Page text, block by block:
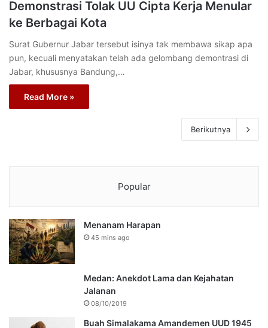
Demonstrasi Tolak UU Cipta Kerja Menular
ke Berbagai Kota
Surat Gubernur Jabar tersebut isinya tak membawa sikap apa
pun, kecuali menyatakan telah ada gelombang demontrasi di
Jabar, khususnya Bandung,…
Read More »
Berikutnya
Popular
Menanam Harapan
45 mins ago
Medan: Anekdot Lama dan Kejahatan
Jalanan
08/10/2019
Buah Simalakama Amandemen UUD 1945